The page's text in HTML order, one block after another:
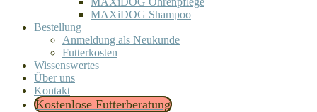
MAXiDOG Shampoo
Bestellung
Anmeldung als Neukunde
Futterkosten
Wissenswertes
Über uns
Kontakt
Kostenlose Futterberatung